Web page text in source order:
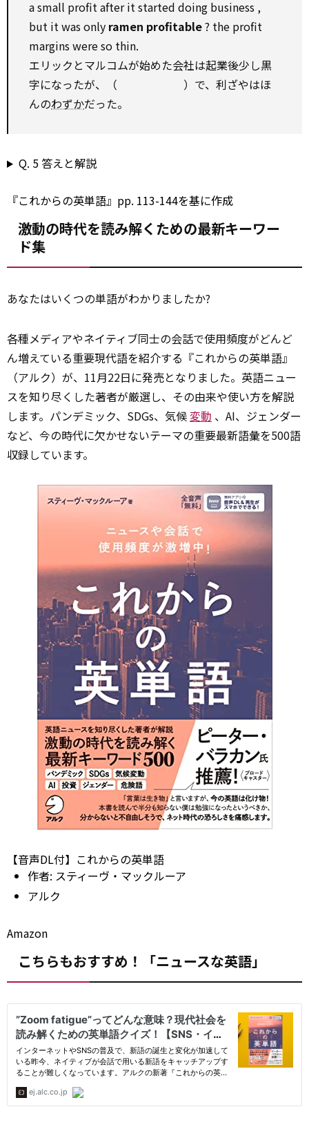
a small profit after it started doing business ,
but it was only ramen profitable? the profit
margins wereso thin.
エリックとマルコムが始めた会社は起業後少し黒
字になったが、（ ）で、利ざやはほ
んのわずかだった。
Q. 5 答えと解説
『これからの英単語』pp. 113-144を基に作成
激動の時代を読み解くための最新キーワー
ド集
あなたはいくつの単語がわかりましたか?
各種メディアやネイティブ同士の会話で使用頻度がどんど
ん増えている重要現代語を紹介する『これからの英単語』
（アルク）が、11月22日に発売となりました。英語ニュー
スを知り尽くした著者が厳選し、その由来や使い方を解説
します。パンデミック、SDGs、気候変動 、AI、ジェンダー
など、今の時代に欠かせないテーマの重要最新語彙を500語
収録しています。
【音声DL付】これからの英単語
作者: スティーヴ・マックルーア
アルク
Amazon
こちらもおすすめ！「ニュースな英語」